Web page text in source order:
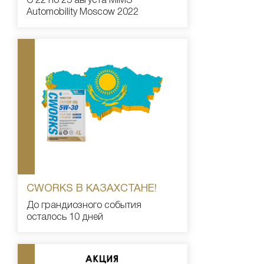
Automobility Moscow 2022
CWORKS В КАЗАХСТАНЕ!
До грандиозного события
осталось 10 дней